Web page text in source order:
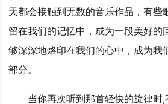
天都会接触到无数的音乐作品，有些
留在我们的记忆中，成为一段美好的
够深深地烙印在我们的心中，成为我
部分。
当你再次听到那首轻快的旋律时